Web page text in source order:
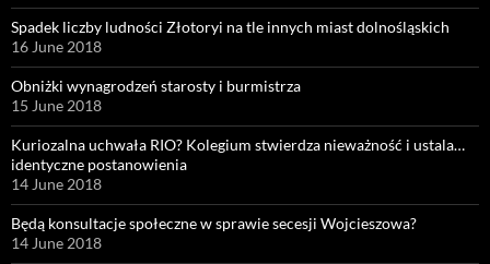
Spadek liczby ludności Złotoryi na tle innych miast dolnośląskich
16 June 2018
Obniżki wynagrodzeń starosty i burmistrza
15 June 2018
Kuriozalna uchwała RIO? Kolegium stwierdza nieważność i ustala…
identyczne postanowienia
14 June 2018
Będą konsultacje społeczne w sprawie secesji Wojcieszowa?
14 June 2018